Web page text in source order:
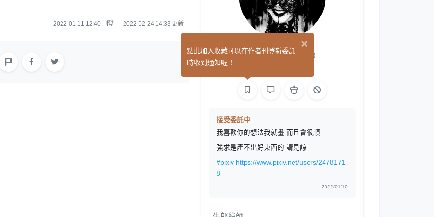
2022-01-11 12:40 刊登 2022-02-24 14:33 更新
Rosa肉薩 (0)
接受委託中
我喜歡你的想法我就畫 而且會很順
強求是產不出好東西的 請見諒
#pixiv https://www.pixiv.net/users/2478171
8
2022/01/10
×
點此加入收藏可以在作者刊登新委託
時收到通知喔！